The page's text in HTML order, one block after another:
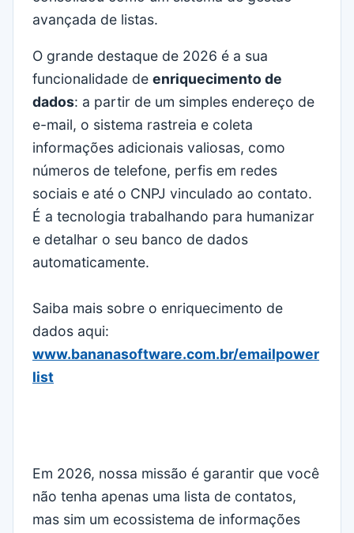
avançada de listas.
O grande destaque de 2026 é a sua
funcionalidade de enriquecimento de
dados: a partir de um simples endereço de
e-mail, o sistema rastreia e coleta
informações adicionais valiosas, como
números de telefone, perfis em redes
sociais e até o CNPJ vinculado ao contato.
É a tecnologia trabalhando para humanizar
e detalhar o seu banco de dados
automaticamente.
Saiba mais sobre o enriquecimento de
dados aqui:
www.bananasoftware.com.br/emailpower
list
Em 2026, nossa missão é garantir que você
não tenha apenas uma lista de contatos,
mas sim um ecossistema de informações